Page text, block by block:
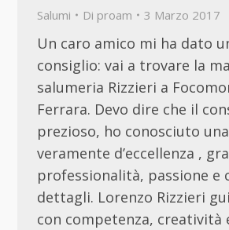
Salumi Di proam 3 Marzo 2017
Un caro amico mi ha dato
consiglio: vai a trovare la
salumeria Rizzieri a
Ferrara. Devo dire che il
prezioso, ho conosciuto
veramente d’eccellenza ,
professionalità, passione e
dettagli. Lorenzo Rizzieri
con competenza, creatività